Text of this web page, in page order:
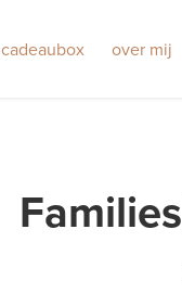
cadeaubox over mij